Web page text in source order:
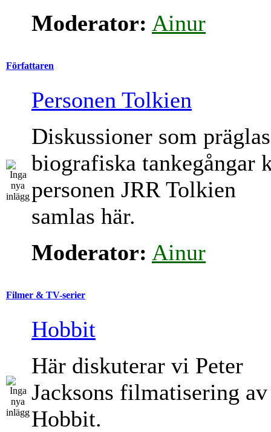
Moderator: Ainur
Författaren
Personen Tolkien
Diskussioner som
biografiska tankegångar
personen JRR Tolkien
samlas här.
Moderator: Ainur
Filmer & TV-serier
Hobbit
Här diskuterar vi Peter
Jacksons filmatisering
Hobbit.